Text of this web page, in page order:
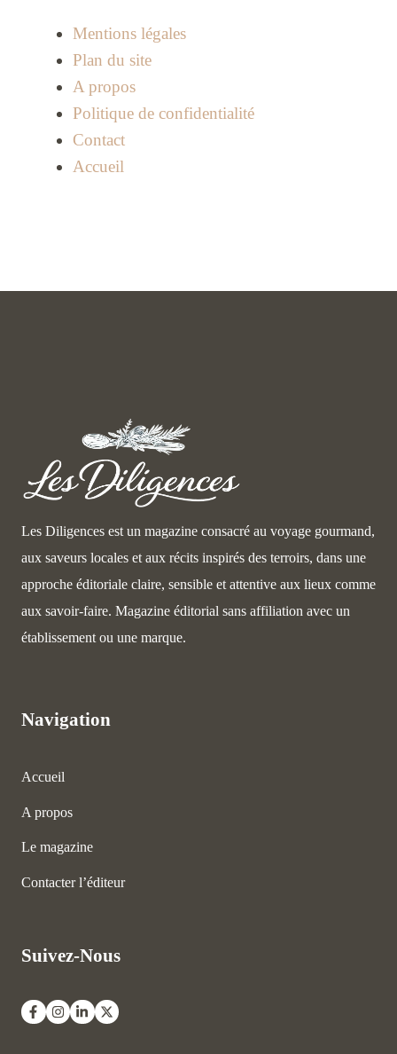
Mentions légales
Plan du site
A propos
Politique de confidentialité
Contact
Accueil
Les Diligences est un magazine consacré au voyage gourmand,
aux saveurs locales et aux récits inspirés des terroirs, dans une
approche éditoriale claire, sensible et attentive aux lieux comme
aux savoir-faire. Magazine éditorial sans affiliation avec un
établissement ou une marque.
Navigation
Accueil
A propos
Le magazine
Contacter l’éditeur
Suivez-Nous